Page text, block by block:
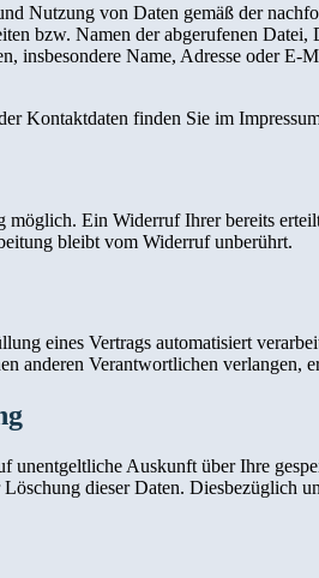
Nutzung von Daten gemäß der
bzw. Namen der abgerufenen
insbesondere Name, Adresse oder
Kontaktdaten finden Sie im
Ein Widerruf Ihrer bereits
bleibt vom Widerruf unberührt.
eines Vertrags automatisiert
anderen Verantwortlichen verlangen,
unentgeltliche Auskunft über Ihre
dieser Daten. Diesbezüglich